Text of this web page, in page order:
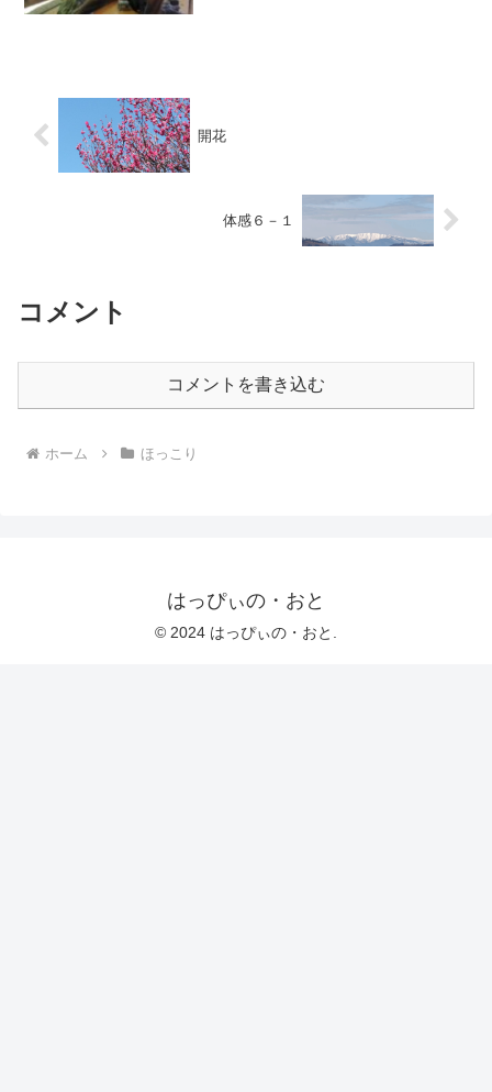
開花
体感６－１
コメント
コメントを書き込む
ホーム ほっこり
はっぴぃの・おと
© 2024 はっぴぃの・おと.